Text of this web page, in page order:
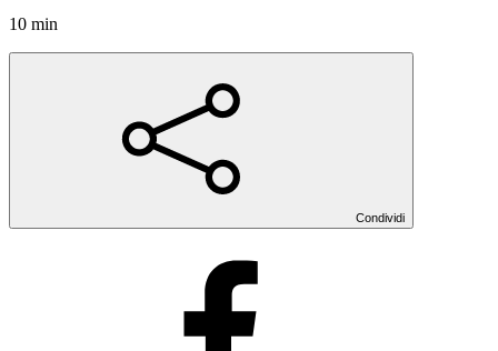
10 min
Condividi